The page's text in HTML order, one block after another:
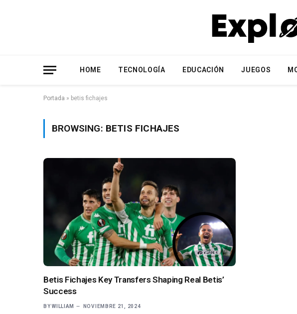
HOME TECNOLOGÍA EDUCACIÓN JUEGOS
Portada » betis fichajes
BROWSING: BETIS FICHAJES
Betis Fichajes Key Transfers Shaping Real Betis’
Success
BY WILLIAM NOVIEMBRE 21, 2024